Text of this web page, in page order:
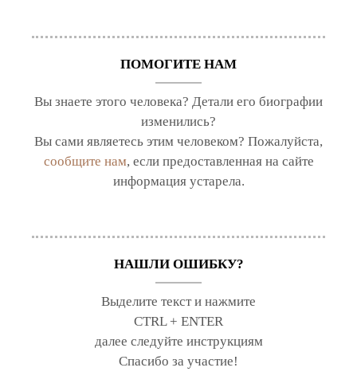
ПОМОГИТЕ НАМ
Вы знаете этого человека? Детали его биографии
изменились?
Вы сами являетесь этим человеком? Пожалуйста,
сообщите нам, если предоставленная на сайте
информация устарела.
НАШЛИ ОШИБКУ?
Выделите текст и нажмите
CTRL + ENTER
далее следуйте инструкциям
Спасибо за участие!